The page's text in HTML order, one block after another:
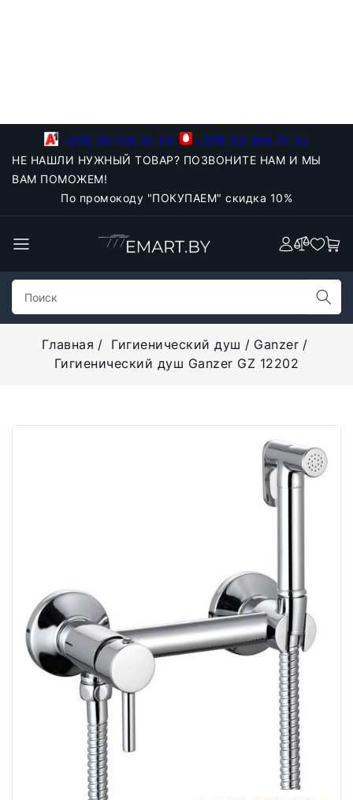
+375-29-118-21-34
+375-33-918-21-34
НЕ НАШЛИ НУЖНЫЙ ТОВАР? ПОЗВОНИТЕ НАМ И МЫ
ВАМ ПОМОЖЕМ!
По промокоду "ПОКУПАЕМ" скидка 10%
Главная Гигиенический душ
Ganzer
Гигиенический душ Ganzer GZ 12202